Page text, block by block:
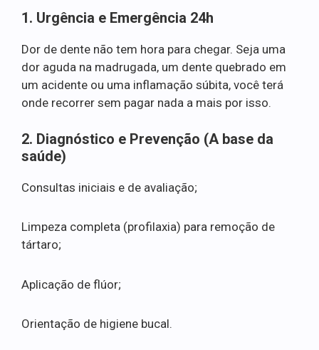
1. Urgência e Emergência 24h
Dor de dente não tem hora para chegar. Seja uma
dor aguda na madrugada, um dente quebrado em
um acidente ou uma inflamação súbita, você terá
onde recorrer sem pagar nada a mais por isso.
2. Diagnóstico e Prevenção (A base da
saúde)
Consultas iniciais e de avaliação;
Limpeza completa (profilaxia) para remoção de
tártaro;
Aplicação de flúor;
Orientação de higiene bucal.